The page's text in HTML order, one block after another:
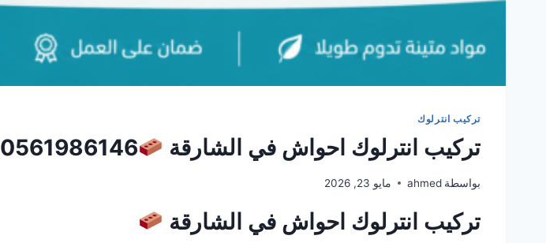
تركيب انترلوك
تركيب انترلوك احواش في الشارقة 0561986146
بواسطة ahmed مايو 23, 2026
تركيب انترلوك احواش في الشارقة